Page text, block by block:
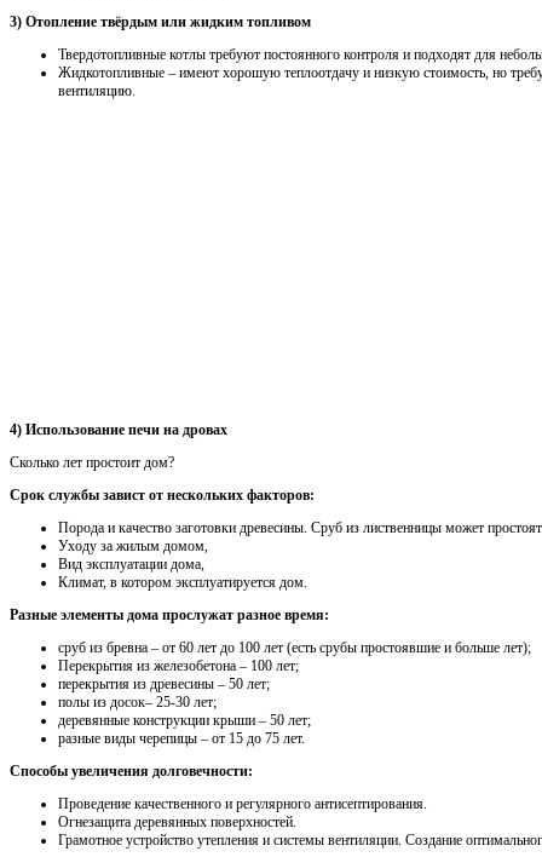
3) Отопление твёрдым или жидким топливом
Твердотопливные котлы требуют постоянного контроля и подходят для
Жидкотопливные – имеют хорошую теплоотдачу и низкую стоимость, но
вентиляцию.
4) Использование печи на дровах
Сколько лет простоит дом?
Срок службы завист от нескольких факторов:
Порода и качество заготовки древесины. Сруб из лиственницы может
Уходу за жилым домом,
Вид эксплуатации дома,
Климат, в котором эксплуатируется дом.
Разные элементы дома прослужат разное время:
сруб из бревна – от 60 лет до 100 лет (есть срубы простоявшие и больше лет);
Перекрытия из железобетона – 100 лет;
перекрытия из древесины – 50 лет;
полы из досок– 25-30 лет;
деревянные конструкции крыши – 50 лет;
разные виды черепицы – от 15 до 75 лет.
Способы увеличения долговечности:
Проведение качественного и регулярного антисептирования.
Огнезащита деревянных поверхностей.
Грамотное устройство утепления и системы вентиляции. Создание